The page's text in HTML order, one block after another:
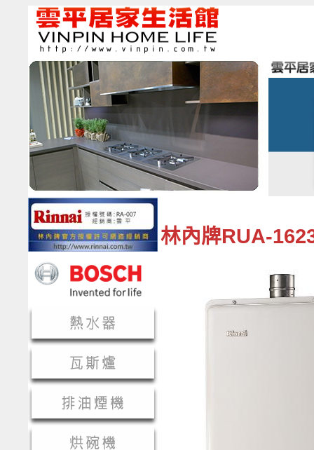
林內牌RUA-